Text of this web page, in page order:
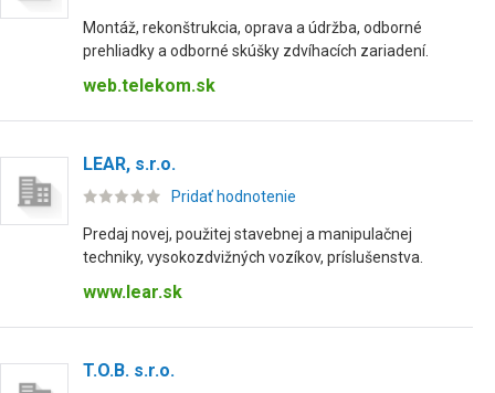
Montáž, rekonštrukcia, oprava a údržba, odborné
prehliadky a odborné skúšky zdvíhacích zariadení.
web.telekom.sk
LEAR, s.r.o.
Pridať hodnotenie
Predaj novej, použitej stavebnej a manipulačnej
techniky, vysokozdvižných vozíkov, príslušenstva.
www.lear.sk
T.O.B. s.r.o.